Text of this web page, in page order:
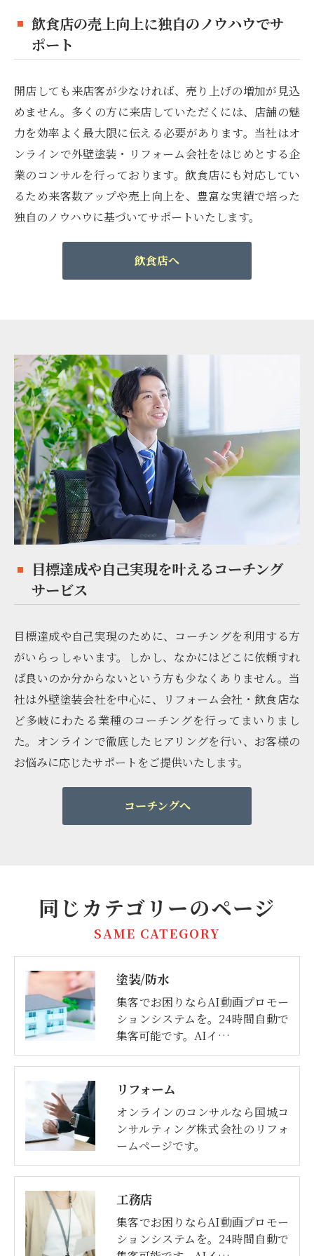
飲食店の売上向上に独自のノウハウでサ
ポート
開店しても来店客が少なければ、売り上げの増加が見込
めません。多くの方に来店していただくには、店舗の魅
力を効率よく最大限に伝える必要があります。当社はオ
ンラインで外壁塗装・リフォーム会社をはじめとする企
業のコンサルを行っております。飲食店にも対応してい
るため来客数アップや売上向上を、豊富な実績で培った
独自のノウハウに基づいてサポートいたします。
飲食店へ
目標達成や自己実現を叶えるコーチング
サービス
目標達成や自己実現のために、コーチングを利用する方
がいらっしゃいます。しかし、なかにはどこに依頼すれ
ば良いのか分からないという方も少なくありません。当
社は外壁塗装会社を中心に、リフォーム会社・飲食店な
ど多岐にわたる業種のコーチングを行ってまいりまし
た。オンラインで徹底したヒアリングを行い、お客様の
お悩みに応じたサポートをご提供いたします。
コーチングへ
同じカテゴリーのページ
SAME CATEGORY
塗装/防水
集客でお困りならAI動画プロモー
ションシステムを。24時間自動で
集客可能です。AIイ…
リフォーム
オンラインのコンサルなら国城コ
ンサルティング株式会社のリフォ
ームページです。
工務店
集客でお困りならAI動画プロモー
ションシステムを。24時間自動で